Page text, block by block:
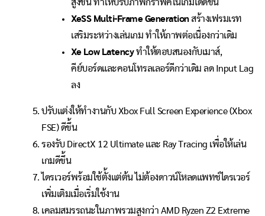
สูงขึ้น ทำให้ปรับภาพกราฟิคในเกมได้ดีขึ้น
XeSS Multi-Frame Generationสร้างเฟรมเรท
เสริมระหว่างเล่นเกม ทำให้ภาพต่อเนื่องกว่าเดิม
Xe Low Latencyทำให้ตอบสนองกับเมาส์,
คีย์บอร์ดและคอนโทรลเลอร์ดีกว่าเดิม ลด Input Lag
ลง
ปรับแต่งให้ทำงานกับ Xbox Full Screen Experience (Xbox
FSE) ดีขึ้น
รองรับ DirectX 12 Ultimate และ Ray Tracing เพื่อให้เล่น
เกมดีขึ้น
ไดรเวอร์พร้อมใช้ตั้งแต่ต้น ไม่ต้องดาวน์โหลดแพทช์ไดรเวอร์
เพิ่มเติมเมื่อเริ่มใช้งาน
เคลมสมรรถนะในภาพรวมสูงกว่า AMD Ryzen Z2 Extreme